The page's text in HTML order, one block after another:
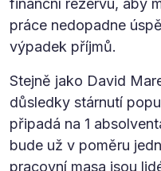
finanční rezervu, aby
práce nedopadne
výpadek příjmů.
Stejně jako David
důsledky stárnutí
připadá na 1
bude už v poměru
pracovní masa jsou